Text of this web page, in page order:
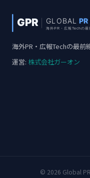
海外PR・広報Techの最前
運営: 株式会社ガーオン
© 2026 Global